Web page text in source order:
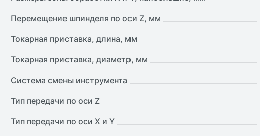
Перемещение шпинделя по оси Z, мм
Токарная приставка, длина, мм
Токарная приставка, диаметр, мм
Система смены инструмента
Тип передачи по оси Z
Тип передачи по оси X и Y